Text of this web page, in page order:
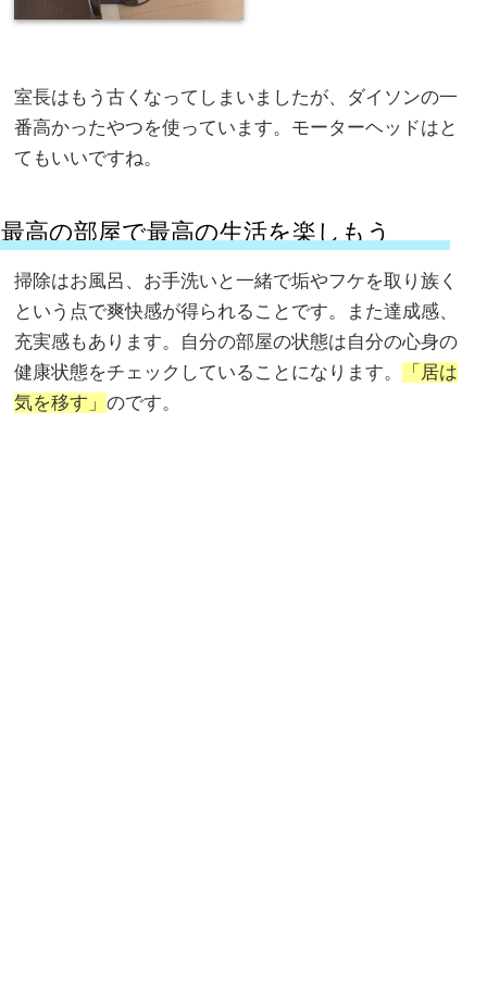
室長はもう古くなってしまいましたが、ダイソンの一
番高かったやつを使っています。モーターヘッドはと
てもいいですね。
最高の部屋で最高の生活を楽しもう
掃除はお風呂、お手洗いと一緒で垢やフケを取り族く
という点で爽快感が得られることです。また達成感、
充実感もあります。自分の部屋の状態は自分の心身の
健康状態をチェックしていることになります。
「居は
気を移す」のです。